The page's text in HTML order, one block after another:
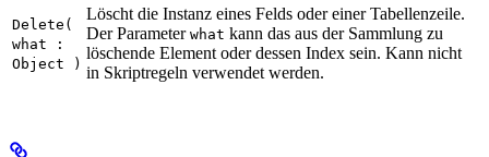
Delete(
what :
Object )
Löscht die Instanz eines Felds oder einer Tabellenzeile.
Der Parameter what kann das aus der Sammlung zu
löschende Element oder dessen Index sein. Kann nicht
in Skriptregeln verwendet werden.